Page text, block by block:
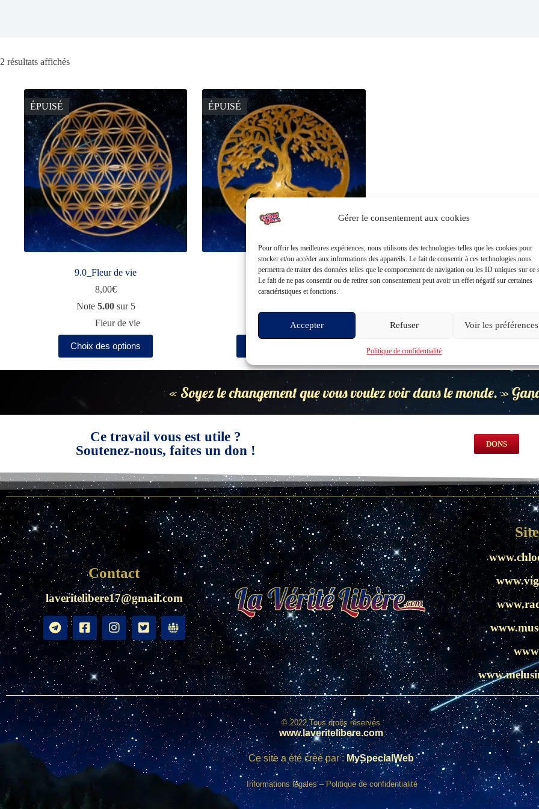
Gérer le consentement aux cookies
Pour offrir les meilleures expériences, nous utilisons des technologies telles que les cookies pour
stocker et/ou accéder aux informations des appareils. Le fait de consentir à ces technologies nous
permettra de traiter des données telles que le comportement de navigation ou les ID uniques sur ce
Le fait de ne pas consentir ou de retirer son consentement peut avoir un effet négatif sur certaines
caractéristiques et fonctions.
Accepter Refuser Voir les préférences
Politique de confidentialité
2 résultats affichés
ÉPUISÉ
9.0_Fleur de vie
8,00€
Note 5.00sur 5
Fleur de vie
Choix des options
ÉPUISÉ
9.1_Arbre de vie
8,00€
« Soyez le changement que vous voulez voir dans le monde. »
Ce travail vous est utile ?
Soutenez-nous, faites un don !
DONS
Contact
laveritelibere17@gmail.com
© 2022 Tous droits réservés
www.laveritelibere.com
Ce site a été créé par : MySpecialWeb
Informations légales – Politique de confidentialité